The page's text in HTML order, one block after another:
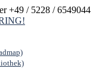
+49 / 5228 / 6549044